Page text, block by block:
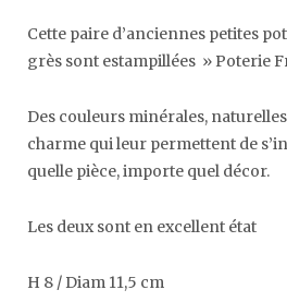
Cette paire d’anciennes petites
grès sont estampillées » Poterie
Des couleurs minérales,
charme qui leur permettent de
quelle pièce, importe quel décor.
Les deux sont en excellent état
H 8 / Diam 11,5 cm